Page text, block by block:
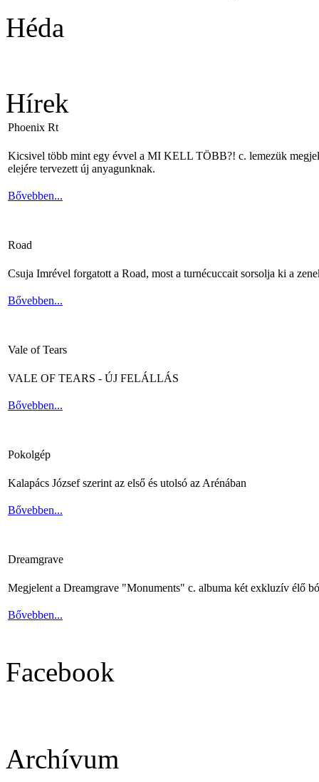
Héda
Hírek
Phoenix Rt
Kicsivel több mint egy évvel a MI KELL TÖBB?! c. lemezük
elejére tervezett új anyagunknak.
Bővebben...
Road
Csuja Imrével forgatott a Road, most a turnécuccait sorsolja ki a
Bővebben...
Vale of Tears
VALE OF TEARS - ÚJ FELÁLLÁS
Bővebben...
Pokolgép
Kalapács József szerint az első és utolsó az Arénában
Bővebben...
Dreamgrave
Megjelent a Dreamgrave "Monuments" c. albuma két exkluzív élő
Bővebben...
Facebook
Archívum